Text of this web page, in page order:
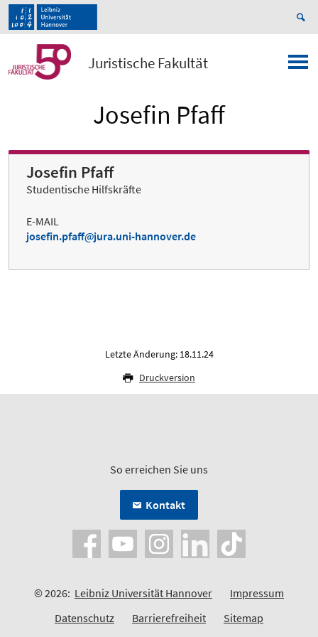
Juristische Fakultät
Josefin Pfaff
Josefin Pfaff
Studentische Hilfskräfte
E-MAIL
josefin.pfaff
jura.uni-hannover.de
Letzte Änderung: 18.11.24
Druckversion
So erreichen Sie uns
Kontakt
© 2026: Leibniz Universität Hannover
Impressum
Datenschutz
Barrierefreiheit Sitemap